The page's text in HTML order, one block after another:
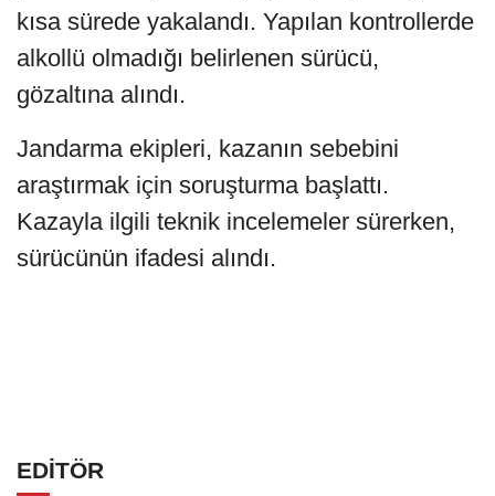
kısa sürede yakalandı. Yapılan kontrollerde
alkollü olmadığı belirlenen sürücü,
gözaltına alındı.
Jandarma ekipleri, kazanın sebebini
araştırmak için soruşturma başlattı.
Kazayla ilgili teknik incelemeler sürerken,
sürücünün ifadesi alındı.
EDİTÖR